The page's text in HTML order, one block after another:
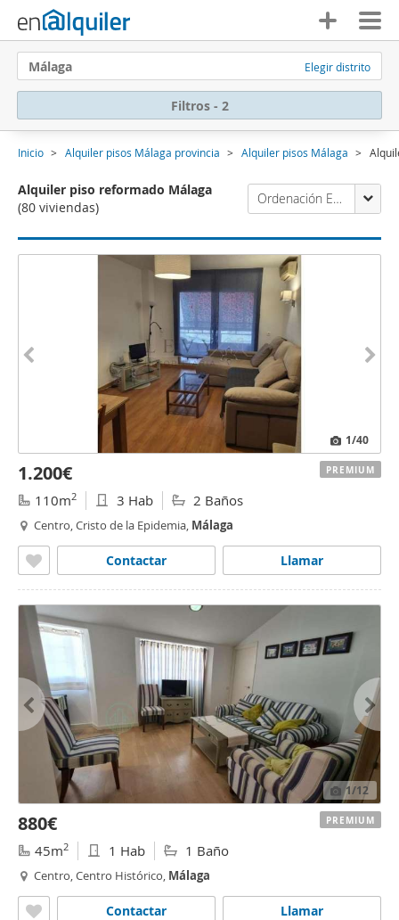
Málaga Elegir distrito
Filtros - 2
Inicio Alquiler pisos Málaga provincia Alquiler pisos Málaga
Alquiler piso reformado Málaga
(80 viviendas)
Ordenación Enalquiler
1/40
1.200€
110m2 3 Hab 2 Baños
Centro, Cristo de la Epidemia, Málaga
Llamar
Contactar
PREMIUM
1/12
880€
45m2 1 Hab 1 Baño
Centro, Centro Histórico, Málaga
Llamar
Contactar
PREMIUM